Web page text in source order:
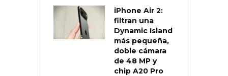
iPhone Air 2:
filtran una
Dynamic Island
más pequeña,
doble cámara
de 48 MP y
chip A20 Pro